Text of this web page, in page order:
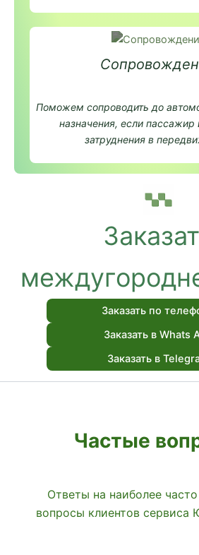
Поможем сопроводить до
назначения, если
затруднения в
Заказать по
Заказать в Whats
Заказать в
Частые
Ответы на наиболее
вопросы клиентов сервиса